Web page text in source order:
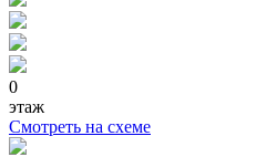
0
этаж
Смотреть на схеме